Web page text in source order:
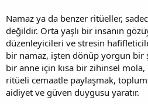
Namaz ya da benzer ritüeller,
değildir. Orta yaşlı bir insanın
düzenleyicileri ve stresin
bir namaz, işten dönüp yorgun bir
bir anne için kısa bir zihinsel mola,
ritüeli cemaatle paylaşmak,
aidiyet ve güven duygusu yaratır.